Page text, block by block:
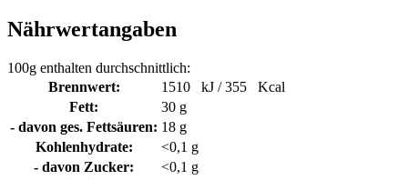
Nährwertangaben
100g enthalten durchschnittlich:
Brennwert:
1510 kJ / 355 Kcal
Fett:
30 g
- davon ges. Fettsäuren: 18 g
Kohlenhydrate:
<0,1 g
- davon Zucker:
<0,1 g